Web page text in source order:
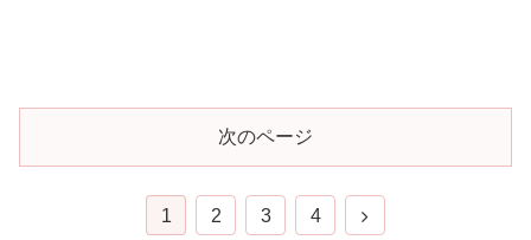
次のページ
1 2 3 4